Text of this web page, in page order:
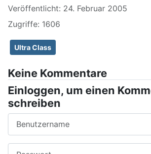
Veröffentlicht: 24. Februar 2005
Zugriffe: 1606
Ultra Class
Keine Kommentare
Einloggen, um einen
schreiben